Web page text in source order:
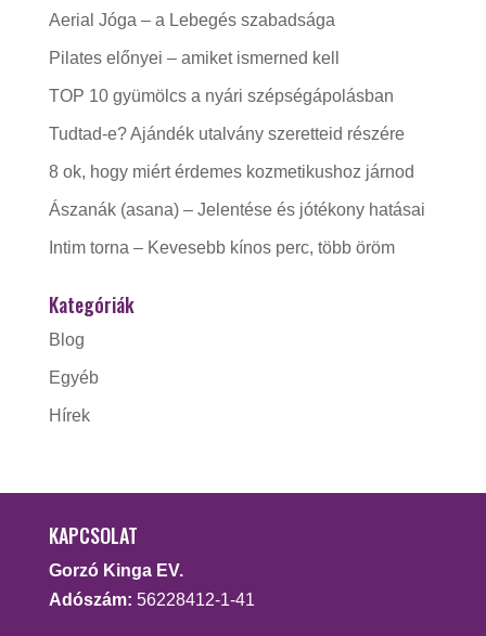
Aerial Jóga – a Lebegés szabadsága
Pilates előnyei – amiket ismerned kell
TOP 10 gyümölcs a nyári szépségápolásban
Tudtad-e? Ajándék utalvány szeretteid részére
8 ok, hogy miért érdemes kozmetikushoz járnod
Ászanák (asana) – Jelentése és jótékony hatásai
Intim torna – Kevesebb kínos perc, több öröm
Kategóriák
Blog
Egyéb
Hírek
KAPCSOLAT
Gorzó Kinga EV.
Adószám: 56228412-1-41